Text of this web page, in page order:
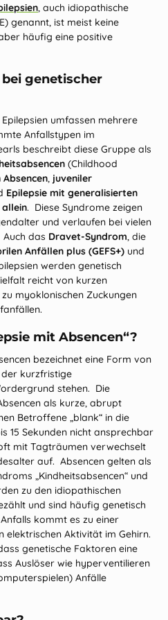
, auch idiopathische
genannt, ist meist keine
häufig eine positive
genetischer
umfassen mehrere
Anfallstypen im
beschreibt diese Gruppe als
(Childhood
Absencen, juveniler
Epilepsie mit generalisierten
allein. Diese Syndrome zeigen
und verlaufen bei vielen
das Dravet‑Syndrom, die
Anfällen plus (GEFS+) und
werden genetisch
reicht von kurzen
myoklonischen Zuckungen
mit Absencen“?
bezeichnet eine Form von
der kurzfristige
stehen. Die
als kurze, abrupt
Betroffene „blank“ in die
15 Sekunden nicht ansprechbar
mit Tagträumen verwechselt
auf. Absencen gelten als
„Kindheitsabsencen“ und
zu den idiopathischen
und sind häufig genetisch
kommt es zu einer
elektrischen Aktivität im Gehirn.
genetische Faktoren eine
Auslöser wie hyperventilieren
Anfälle